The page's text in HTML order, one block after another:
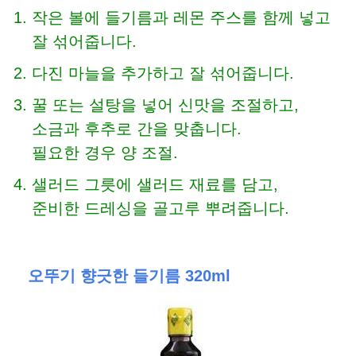
작은 볼에 들기름과 레몬 주스를 함께 넣고
잘 섞어줍니다.
다진 마늘을 추가하고 잘 섞어줍니다.
꿀 또는 설탕을 넣어 신맛을 조절하고,
소금과 후추로 간을 맞춥니다.
필요한 경우 양 조절.
샐러드 그릇에 샐러드 재료를 담고,
준비한 드레싱을 골고루 뿌려줍니다.
오뚜기 향긋한 들기름 320ml